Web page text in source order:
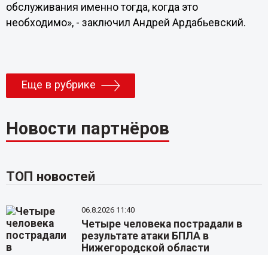
обслуживания именно тогда, когда это
необходимо», - заключил Андрей Ардабьевский.
Еще в рубрике
Новости партнёров
ТОП новостей
06.8.2026 11:40
Четыре человека пострадали в
результате атаки БПЛА в
Нижегородской области